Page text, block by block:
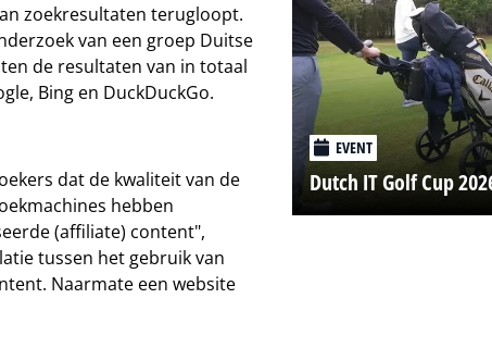
zoekresultaten terugloopt.
van een groep Duitse
de resultaten van in totaal
Bing en DuckDuckGo.
dat de kwaliteit van de
hebben
(affiliate) content",
tussen het gebruik van
Naarmate een website
EVENT
Dutch IT Golf Cup